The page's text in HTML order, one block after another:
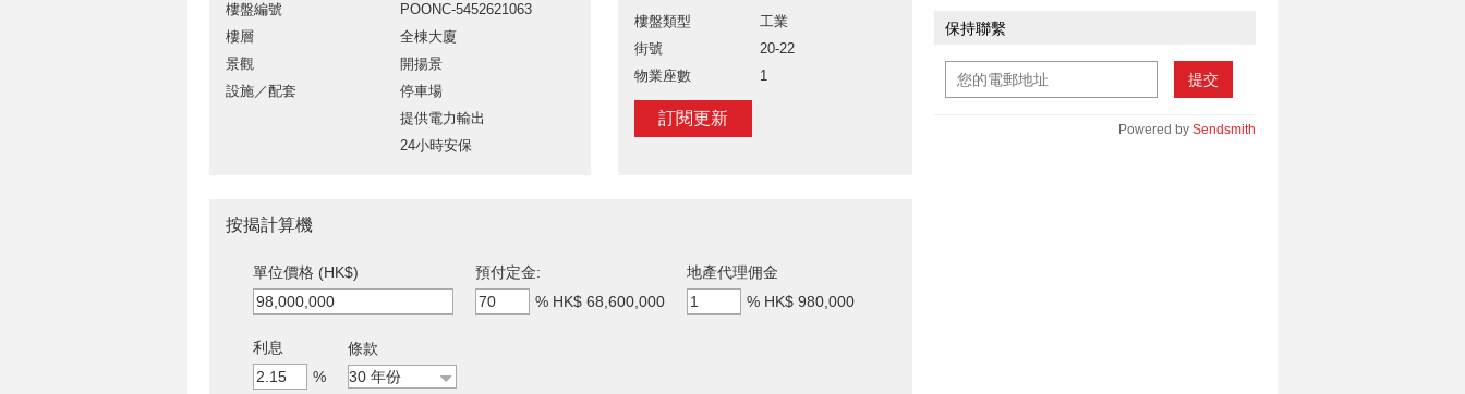
樓盤編號
POONC-5452621063
樓層
全棟大廈
景觀
開揚景
設施／配套
停車場
提供電力輸出
24小時安保
樓盤類型
工業
街號
20-22
物業座數
1
訂閱更新
保持聯繫
提交
Powered by Sendsmith
按揭計算機
單位價格 (HK$)
預付定金:
% HK$ 68,600,000
地產代理佣金
% HK$ 980,000
利息
%
條款